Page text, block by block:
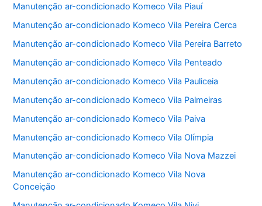
Manutenção ar-condicionado Komeco Vila Piauí
Manutenção ar-condicionado Komeco Vila Pereira Cerca
Manutenção ar-condicionado Komeco Vila Pereira Barreto
Manutenção ar-condicionado Komeco Vila Penteado
Manutenção ar-condicionado Komeco Vila Pauliceia
Manutenção ar-condicionado Komeco Vila Palmeiras
Manutenção ar-condicionado Komeco Vila Paiva
Manutenção ar-condicionado Komeco Vila Olímpia
Manutenção ar-condicionado Komeco Vila Nova Mazzei
Manutenção ar-condicionado Komeco Vila Nova
Conceição